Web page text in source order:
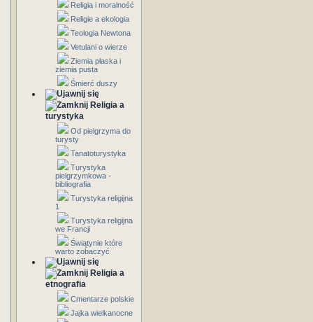
Religia i moralność
Religie a ekologia
Teologia Newtona
Vetulani o wierze
Ziemia płaska i
ziemia pusta
Śmierć duszy
Religia a
turystyka
Od pielgrzyma do
turysty
Tanatoturystyka
Turystyka
pielgrzymkowa -
bibliografia
Turystyka religijna
1
Turystyka religijna
we Francji
Świątynie które
warto zobaczyć
Religia a
etnografia
Cmentarze polskie
Jajka wielkanocne